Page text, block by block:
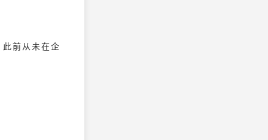
前从未在企